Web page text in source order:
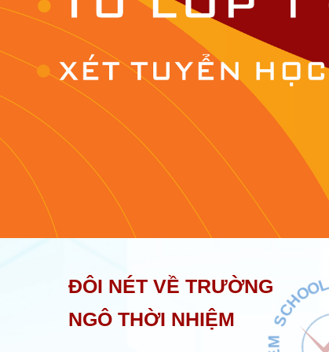
I
N
H
IEM
ĐÔI NÉT VỀ TRƯỜNG
NGÔ THỜI NHIỆM